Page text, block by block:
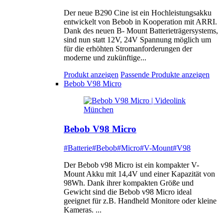
Der neue B290 Cine ist ein Hochleistungsakku
entwickelt von Bebob in Kooperation mit ARRI.
Dank des neuen B- Mount Batterieträgersystems,
sind nun statt 12V, 24V Spannung möglich um
für die erhöhten Stromanforderungen der
moderne und zukünftige...
Produkt anzeigen Passende Produkte anzeigen
Bebob V98 Micro
Bebob V98 Micro
#Batterie#Bebob#Micro#V-Mount#V98
Der Bebob v98 Micro ist ein kompakter V-
Mount Akku mit 14,4V und einer Kapazität von
98Wh. Dank ihrer kompakten Größe und
Gewicht sind die Bebob v98 Micro ideal
geeignet für z.B. Handheld Monitore oder kleine
Kameras. ...